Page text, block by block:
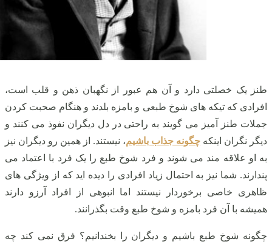
طنز یک خصلتی دارد و آن‌ هم عبور از نگهبان ذهن و قلب است،
افرادی که تیکه های شوخ طبعی و بامزه بلدند و هنگام صحبت کردن
جملات طنز آمیز می‌ گویند به‌ راحتی در دل دیگران نفوذ می‌ کنند و
دیگر نگران اینکه چگونه جذاب باشیم، نیستند. از همین رو دیگران نیز
به او علاقه مند می‌ شوند و فرد شوخ طبع را یک فرد با اعتماد می‌
پندارند. شما نیز به‌ احتمال‌ زیاد افرادی را دیده‌ اید که از ویژگی‌ های
ظاهری خاصی برخوردار نیستند اما انبوهی از افراد آرزو دارند
همیشه با آن فرد بامزه و شوخ طبع وقت بگذرانند.
چگونه شوخ طبع باشیم و دیگران را بخندانیم؟ فرق نمی‌ کند چه